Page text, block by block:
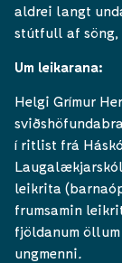
aldrei langt
stútfull af söng,
Um leikarana:
Helgi Grímur
í ritlist frá
leikrita
frumsamin
fjöldanum
ungmenni.